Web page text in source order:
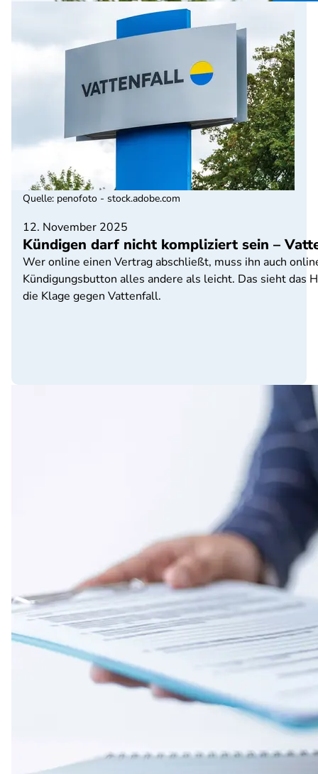
12. November 2025
Kündigen darf nicht kompliziert sein –
Wer online einen Vertrag abschließt, muss ihn auch
Kündigungsbutton alles andere als leicht. Das sieht das
die Klage gegen Vattenfall.
Quelle: penofoto - stock.adobe.com